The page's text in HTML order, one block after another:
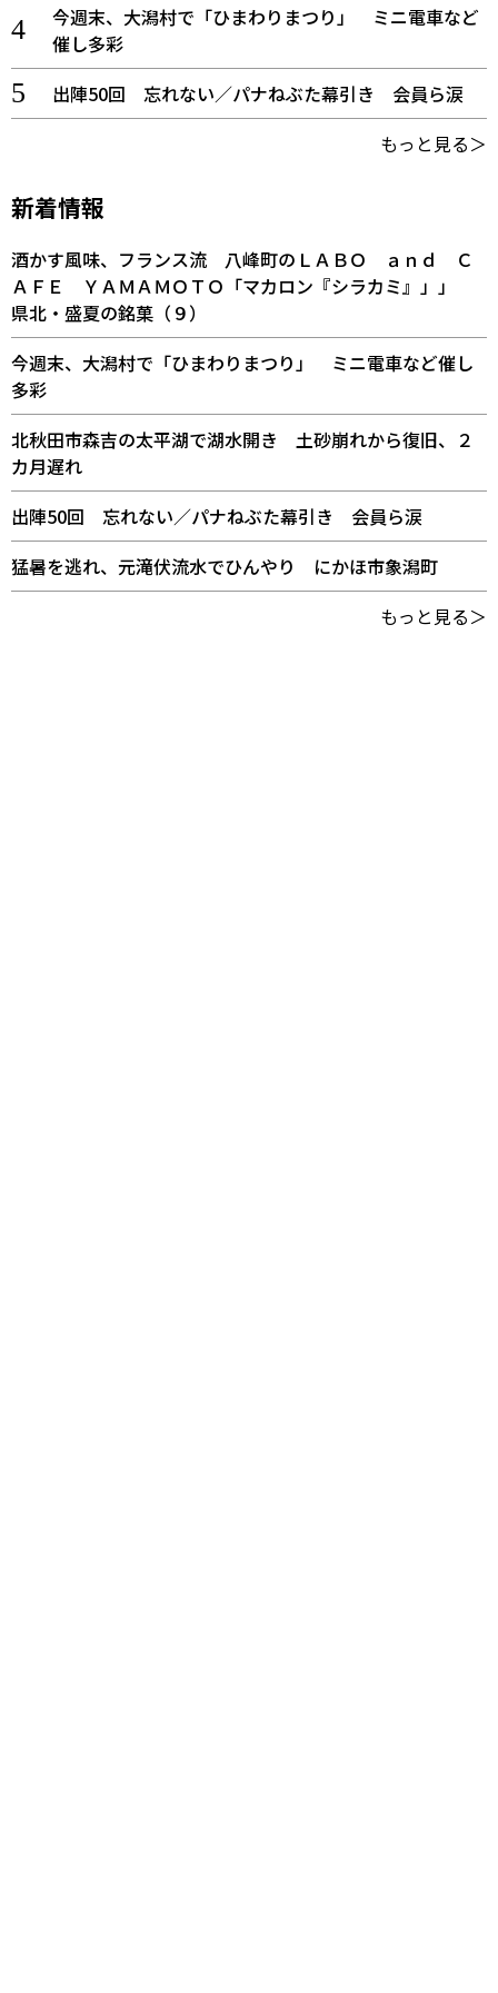
今週末、大潟村で「ひまわりまつり」 ミニ電車など
催し多彩
出陣50回 忘れない／パナねぶた幕引き 会員ら涙
もっと見る＞
新着情報
酒かす風味、フランス流 八峰町のＬＡＢＯ ａｎｄ Ｃ
ＡＦＥ ＹＡＭＡＭＯＴＯ「マカロン『シラカミ』」」
県北・盛夏の銘菓（９）
今週末、大潟村で「ひまわりまつり」 ミニ電車など催し
多彩
北秋田市森吉の太平湖で湖水開き 土砂崩れから復旧、２
カ月遅れ
出陣50回 忘れない／パナねぶた幕引き 会員ら涙
猛暑を逃れ、元滝伏流水でひんやり にかほ市象潟町
もっと見る＞